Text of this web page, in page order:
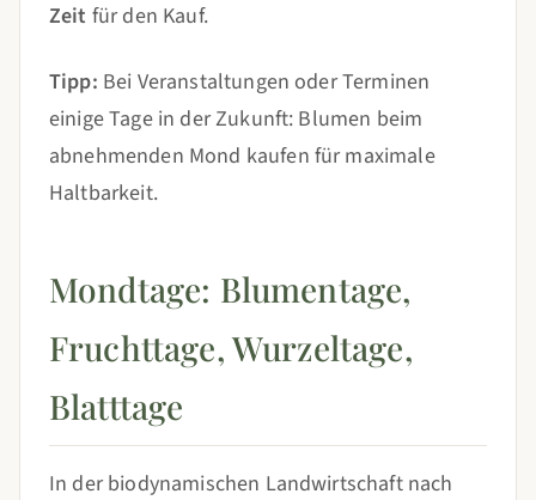
Zeit für den Kauf.
Tipp: Bei Veranstaltungen oder Terminen
einige Tage in der Zukunft: Blumen beim
abnehmenden Mond kaufen für maximale
Haltbarkeit.
Mondtage: Blumentage,
Fruchttage, Wurzeltage,
Blatttage
In der biodynamischen Landwirtschaft nach